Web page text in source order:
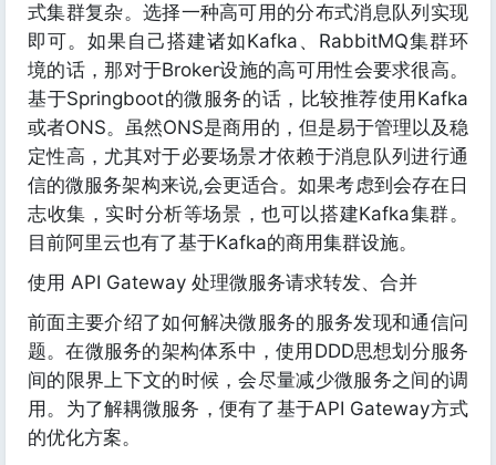
式集群复杂。选择一种高可用的分布式消息队列实现
即可。如果自己搭建诸如Kafka、RabbitMQ集群环
境的话，那对于Broker设施的高可用性会要求很高。
基于Springboot的微服务的话，比较推荐使用Kafka
或者ONS。虽然ONS是商用的，但是易于管理以及稳
定性高，尤其对于必要场景才依赖于消息队列进行通
信的微服务架构来说,会更适合。如果考虑到会存在日
志收集，实时分析等场景，也可以搭建Kafka集群。
目前阿里云也有了基于Kafka的商用集群设施。
使用 API Gateway 处理微服务请求转发、合并
前面主要介绍了如何解决微服务的服务发现和通信问
题。在微服务的架构体系中，使用DDD思想划分服务
间的限界上下文的时候，会尽量减少微服务之间的调
用。为了解耦微服务，便有了基于API Gateway方式
的优化方案。